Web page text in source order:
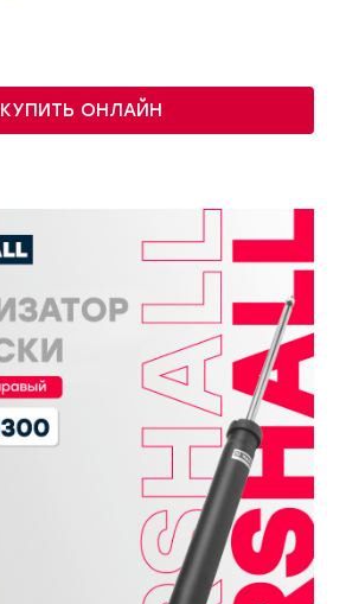
КУПИТЬ ОНЛАЙН